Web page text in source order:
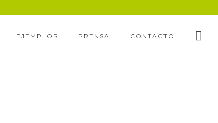
EJEMPLOS PRENSA CONTACTO